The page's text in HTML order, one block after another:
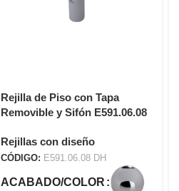
Rejilla de Piso con Tapa
Removible y Sifón E591.06.08
Rejillas con diseño
CÓDIGO: E591.06.08 DH
ACABADO/COLOR